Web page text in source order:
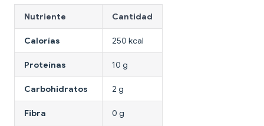
Nutriente Cantidad
Calorías 250 kcal
Proteínas 10 g
Carbohidratos 2 g
Fibra 0 g